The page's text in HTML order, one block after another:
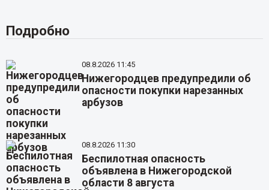
Подробно
08.8.2026 11:45
Нижегородцев предупредили об
опасности покупки нарезанных
арбузов
08.8.2026 11:30
Беспилотная опасность
объявлена в Нижегородской
области 8 августа